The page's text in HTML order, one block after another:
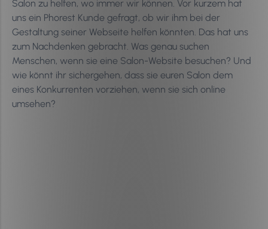
Salon zu helfen, wo immer wir können. Vor kurzem hat
uns ein Phorest Kunde gefragt, ob wir ihm bei der
Gestaltung seiner Webseite helfen könnten. Das hat uns
zum Nachdenken gebracht. Was genau suchen
Menschen, wenn sie eine Salon-Website besuchen? Und
wie könnt ihr sichergehen, dass sie euren Salon dem
eines Konkurrenten vorziehen, wenn sie sich online
umsehen?